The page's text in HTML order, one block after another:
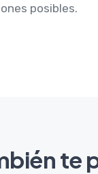
posibles.
te